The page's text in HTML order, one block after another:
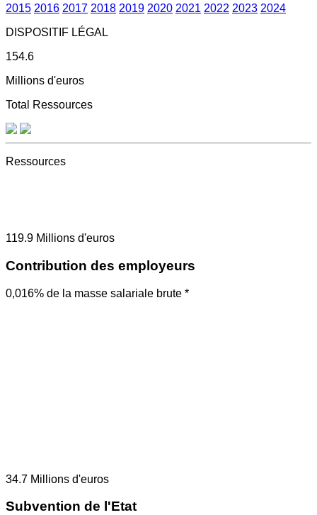
2015 2016 2017 2018 2019 2020 2021 2022 2023 2024
DISPOSITIF LÉGAL
154.6
Millions d'euros
Total Ressources
Ressources
119.9 Millions d'euros
Contribution des employeurs
0,016% de la masse salariale brute *
34.7 Millions d'euros
Subvention de l'Etat